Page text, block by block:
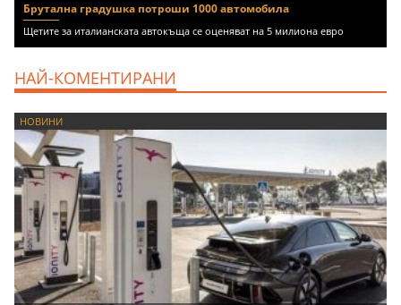
Брутална градушка потроши 1000 автомобила
Щетите за италианската автокъща се оценяват на 5 милиона евро
НАЙ-КОМЕНТИРАНИ
НОВИНИ